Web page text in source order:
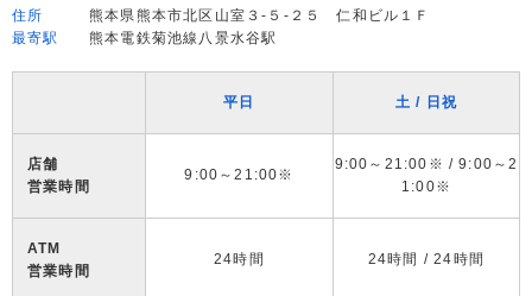
住所
熊本県熊本市北区山室３-５-２５ 仁和ビル１Ｆ
最寄駅
熊本電鉄菊池線八景水谷駅
平日 土 / 日祝
店舗
営業時間
9:00～21:00※
9:00～21:00※ / 9:00～2
1:00※
ATM
営業時間
24時間 24時間 / 24時間